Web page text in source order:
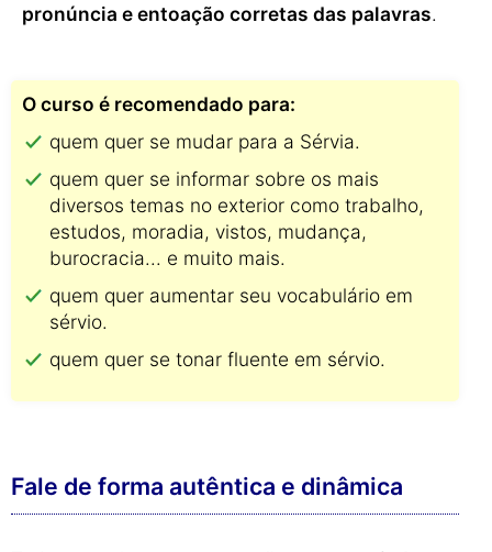
pronúncia e entoação corretas das palavras.
O curso é recomendado para:
quem quer se mudar para a Sérvia.
quem quer se informar sobre os mais
diversos temas no exterior como trabalho,
estudos, moradia, vistos, mudança,
burocracia... e muito mais.
quem quer aumentar seu vocabulário em
sérvio.
quem quer se tonar fluente em sérvio.
Fale de forma autêntica e dinâmica